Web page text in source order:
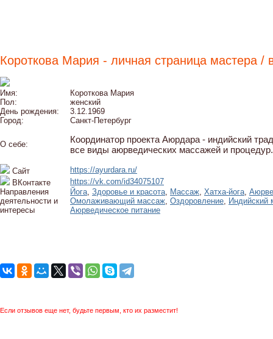
Короткова Мария - личная страница мастера /
Имя:
Короткова Мария
Пол:
женский
День рождения:
3.12.1969
Город:
Санкт-Петербург
О себе:
Координатор проекта Аюрдара - индийский
все виды аюрведических массажей и
Сайт
https://ayurdara.ru/
ВКонтакте
https://vk.com/id34075107
Направления
деятельности и
интересы
Йога, Здоровье и красота, Массаж, Хатха-йога,
Омолаживающий массаж, Оздоровление, Индийский
Аюрведическое питание
Если отзывов еще нет, будьте первым, кто их разместит!